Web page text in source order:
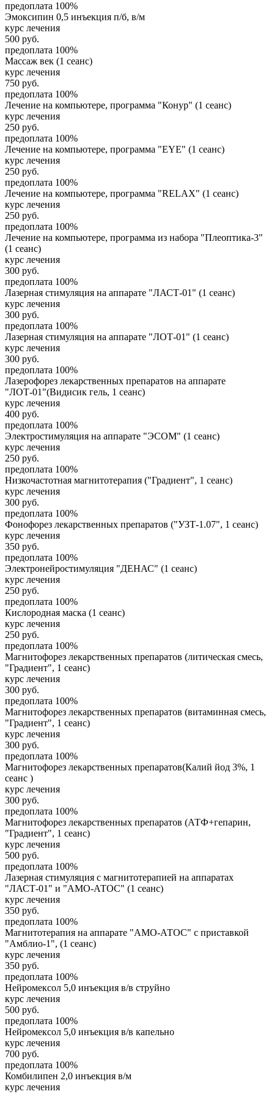
предоплата 100%
Эмоксипин 0,5 инъекция п/б, в/м
курс лечения
500 руб.
предоплата 100%
Массаж век (1 сеанс)
курс лечения
750 руб.
предоплата 100%
Лечение на компьютере, программа "Конур" (1 сеанс)
курс лечения
250 руб.
предоплата 100%
Лечение на компьютере, программа "EYE" (1 сеанс)
курс лечения
250 руб.
предоплата 100%
Лечение на компьютере, программа "RELAX" (1 сеанс)
курс лечения
250 руб.
предоплата 100%
Лечение на компьютере, программа из набора "Плеоптика-3"
(1 сеанс)
курс лечения
300 руб.
предоплата 100%
Лазерная стимуляция на аппарате "ЛАСТ-01" (1 сеанс)
курс лечения
300 руб.
предоплата 100%
Лазерная стимуляция на аппарате "ЛОТ-01" (1 сеанс)
курс лечения
300 руб.
предоплата 100%
Лазерофорез лекарственных препаратов на аппарате
"ЛОТ-01"(Видисик гель, 1 сеанс)
курс лечения
400 руб.
предоплата 100%
Электростимуляция на аппарате "ЭСОМ" (1 сеанс)
курс лечения
250 руб.
предоплата 100%
Низкочастотная магнитотерапия ("Градиент", 1 сеанс)
курс лечения
300 руб.
предоплата 100%
Фонофорез лекарственных препаратов ("УЗТ-1.07", 1 сеанс)
курс лечения
350 руб.
предоплата 100%
Электронейростимуляция "ДЕНАС" (1 сеанс)
курс лечения
250 руб.
предоплата 100%
Кислородная маска (1 сеанс)
курс лечения
250 руб.
предоплата 100%
Магнитофорез лекарственных препаратов (литическая смесь,
"Градиент", 1 сеанс)
курс лечения
300 руб.
предоплата 100%
Магнитофорез лекарственных препаратов (витаминная смесь,
"Градиент", 1 сеанс)
курс лечения
300 руб.
предоплата 100%
Магнитофорез лекарственных препаратов(Калий йод 3%, 1
сеанс )
курс лечения
300 руб.
предоплата 100%
Магнитофорез лекарственных препаратов (АТФ+гепарин,
"Градиент", 1 сеанс)
курс лечения
500 руб.
предоплата 100%
Лазерная стимуляция с магнитотерапией на аппаратах
"ЛАСТ-01" и "АМО-АТОС" (1 сеанс)
курс лечения
350 руб.
предоплата 100%
Магнитотерапия на аппарате "АМО-АТОС" с приставкой
"Амблио-1", (1 сеанс)
курс лечения
350 руб.
предоплата 100%
Нейромексол 5,0 инъекция в/в струйно
курс лечения
500 руб.
предоплата 100%
Нейромексол 5,0 инъекция в/в капельно
курс лечения
700 руб.
предоплата 100%
Комбилипен 2,0 инъекция в/м
курс лечения